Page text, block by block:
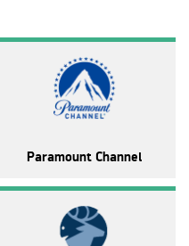
Paramount Channel